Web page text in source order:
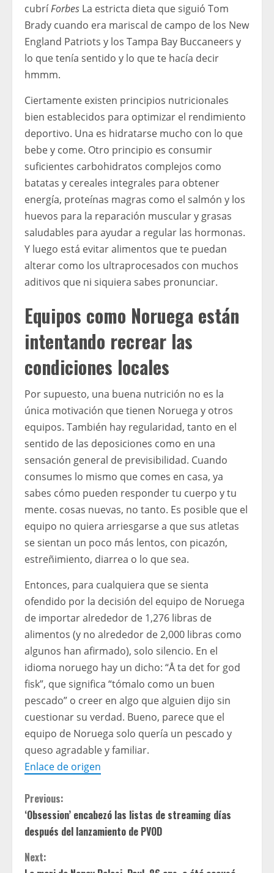
cubríForbes La estricta dieta que siguió Tom
Brady cuando era mariscal de campo de los New
England Patriots y los Tampa Bay Buccaneers y
lo que tenía sentido y lo que te hacía decir
hmmm.
Ciertamente existen principios nutricionales
bien establecidos para optimizar el rendimiento
deportivo. Una es hidratarse mucho con lo que
bebe y come. Otro principio es consumir
suficientes carbohidratos complejos como
batatas y cereales integrales para obtener
energía, proteínas magras como el salmón y los
huevos para la reparación muscular y grasas
saludables para ayudar a regular las hormonas.
Y luego está evitar alimentos que te puedan
alterar como los ultraprocesados ​​con muchos
aditivos que ni siquiera sabes pronunciar.
Equipos como Noruega están
intentando recrear las
condiciones locales
Por supuesto, una buena nutrición no es la
única motivación que tienen Noruega y otros
equipos. También hay regularidad, tanto en el
sentido de las deposiciones como en una
sensación general de previsibilidad. Cuando
consumes lo mismo que comes en casa, ya
sabes cómo pueden responder tu cuerpo y tu
mente. cosas nuevas, no tanto. Es posible que el
equipo no quiera arriesgarse a que sus atletas
se sientan un poco más lentos, con picazón,
estreñimiento, diarrea o lo que sea.
Entonces, para cualquiera que se sienta
ofendido por la decisión del equipo de Noruega
de importar alrededor de 1,276 libras de
alimentos (y no alrededor de 2,000 libras como
algunos han afirmado), solo silencio. En el
idioma noruego hay un dicho: “Å ta det for god
fisk”, que significa “tómalo como un buen
pescado” o creer en algo que alguien dijo sin
cuestionar su verdad. Bueno, parece que el
equipo de Noruega solo quería un pescado y
queso agradable y familiar.
Enlace de origen
C
o
n
Previous:
‘Obsession’ encabezó las listas de streaming días
después del lanzamiento de PVOD
Next: